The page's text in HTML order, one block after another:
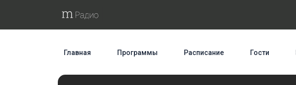
Главная Программы Расписание Гости